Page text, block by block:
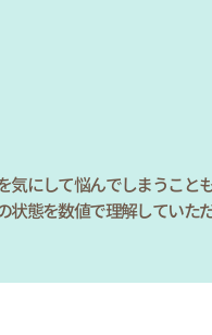
にして悩んでしまうこと
態を数値で理解していた